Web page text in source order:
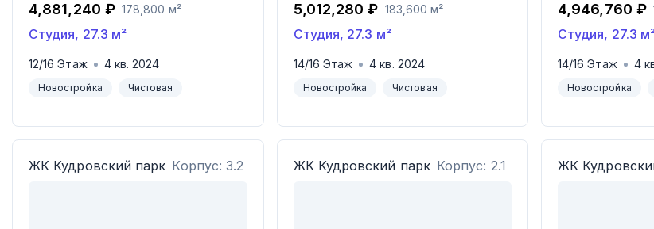
4,881,240 ₽ 178,800 м²
Студия, 27.3 м²
12/16 Этаж 4кв.2024
Новостройка Чистовая
5,012,280 ₽ 183,600 м²
Студия, 27.3 м²
14/16 Этаж 4 кв. 2024
Новостройка Чистовая
4,946,760 ₽
Студия, 27.3
14/16 Этаж 4
Новостройка
ЖК Кудровский парк Корпус: 3.2 ЖК Кудровский парк Корпус: 2.1 ЖК